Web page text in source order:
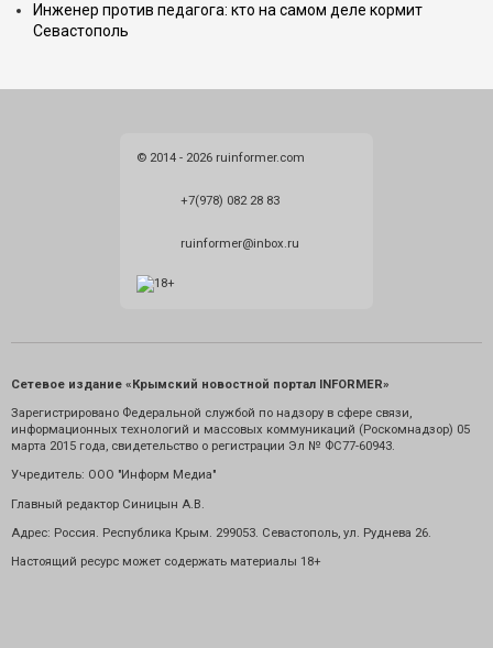
Инженер против педагога: кто на самом деле кормит
Севастополь
© 2014 - 2026 ruinformer.com
+7(978) 082 28 83
ruinformer@inbox.ru
Сетевое издание «Крымский новостной портал INFORMER»
Зарегистрировано Федеральной службой по надзору в сфере связи,
информационных технологий и массовых коммуникаций (Роскомнадзор) 05
марта 2015 года, свидетельство о регистрации Эл № ФС77-60943.
Учредитель: ООО "Информ Медиа"
Главный редактор Синицын А.В.
Адрес: Россия. Республика Крым. 299053. Севастополь, ул. Руднева 26.
Настоящий ресурс может содержать материалы 18+